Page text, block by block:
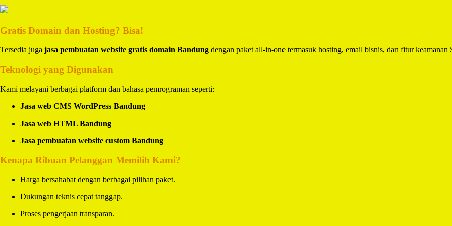
Gratis Domain dan Hosting? Bisa!
Tersedia juga jasa pembuatan website gratis domain Bandung dengan paket all-in-one termasuk hosting, email bisnis, dan fitur keamanan
Teknologi yang Digunakan
Kami melayani berbagai platform dan bahasa pemrograman seperti:
Jasa web CMS WordPress Bandung
Jasa web HTML Bandung
Jasa pembuatan website custom Bandung
Kenapa Ribuan Pelanggan Memilih Kami?
Harga bersahabat dengan berbagai pilihan paket.
Dukungan teknis cepat tanggap.
Proses pengerjaan transparan.